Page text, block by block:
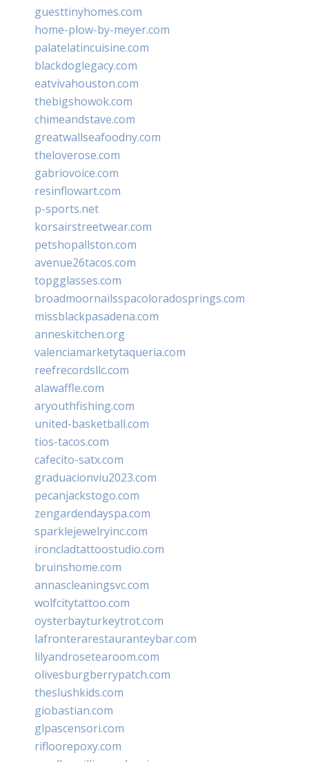
guesttinyhomes.com
home-plow-by-meyer.com
palatelatincuisine.com
blackdoglegacy.com
eatvivahouston.com
thebigshowok.com
chimeandstave.com
greatwallseafoodny.com
theloverose.com
gabriovoice.com
resinflowart.com
p-sports.net
korsairstreetwear.com
petshopallston.com
avenue26tacos.com
topgglasses.com
broadmoornailsspacoloradosprings.com
missblackpasadena.com
anneskitchen.org
valenciamarketytaqueria.com
reefrecordsllc.com
alawaffle.com
aryouthfishing.com
united-basketball.com
tios-tacos.com
cafecito-satx.com
graduacionviu2023.com
pecanjackstogo.com
zengardendayspa.com
sparklejewelryinc.com
ironcladtattoostudio.com
bruinshome.com
annascleaningsvc.com
wolfcitytattoo.com
oysterbayturkeytrot.com
lafronterarestauranteybar.com
lilyandrosetearoom.com
olivesburgberrypatch.com
theslushkids.com
giobastian.com
glpascensori.com
rifloorepoxy.com